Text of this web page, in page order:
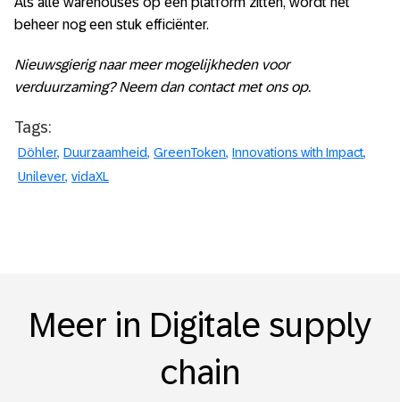
beheer nog een stuk efficiënter.
Nieuwsgierig naar meer mogelijkheden voor
verduurzaming? Neem dan contact met ons op.
Tags:
Döhler Duurzaamheid GreenToken Innovations with Impact
Unilever vidaXL
Meer in Digitale supply
chain